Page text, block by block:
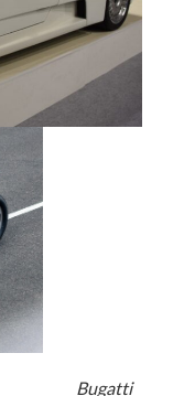
Bugatti